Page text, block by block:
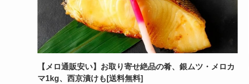
【メロ通販安い】お取り寄せ絶品の肴、銀ムツ・メロカ
マ1kg、西京漬けも[送料無料]